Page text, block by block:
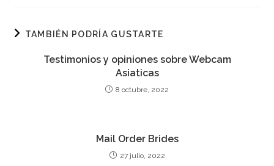
TAMBIÉN PODRÍA GUSTARTE
Testimonios y opiniones sobre Webcam
Asiaticas
8 octubre, 2022
Mail Order Brides
27 julio, 2022